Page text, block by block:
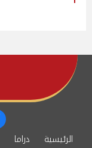
الرئيسية دراما